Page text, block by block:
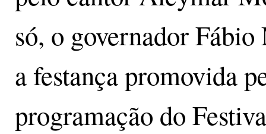
só, o governador
a festança promovida
programação do